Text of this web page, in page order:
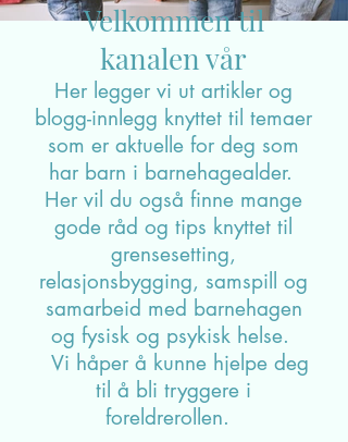
Velkommen til
kanalen vår
Her legger vi ut artikler og
blogg-innlegg knyttet til temaer
som er aktuelle for deg som
har barn i barnehagealder.
Her vil du også finne mange
gode råd og tips knyttet til
grensesetting,
relasjonsbygging, samspill og
samarbeid med barnehagen
og fysisk og psykisk helse.
Vi håper å kunne hjelpe deg
til å bli tryggere i
foreldrerollen.